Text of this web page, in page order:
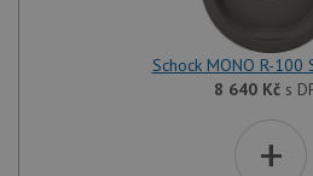
Schock MONO R-100
8 640 Kčs
+